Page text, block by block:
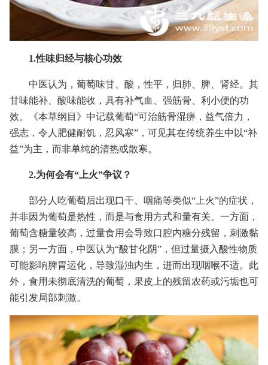
1.性味归经与核心功效
中医认为，葡萄味甘、酸，性平，归肺、脾、肾经。其
甘味能补、酸味能收，具有补气血、强筋骨、利小便的功
效。《本草纲目》中记载葡萄“可治筋骨湿痹，益气倍力，
强志，令人肥健耐饥，忍风寒”，可见其在传统养生中以“补
益”为主，而非单纯的清热或散寒。
2.为何会有“上火”争议？
部分人吃葡萄后出现口干、咽痛等类似“上火”的症状，
并非因为葡萄是热性，而是与食用方式和量有关。一方面，
葡萄含糖量较高，过量食用会导致口腔内糖分残留，刺激黏
膜；另一方面，中医认为“酸甘化阴”，但过量摄入酸性物质
可能影响脾胃运化，导致湿浊内生，进而出现咽喉不适。此
外，食用未彻底清洗的葡萄，果皮上的残留农药或污垢也可
能引发局部刺激。